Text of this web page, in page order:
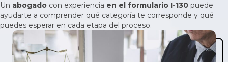
Un abogado con experiencia en el formulario I-130 puede
ayudarte a comprender qué categoría te corresponde y qué
puedes esperar en cada etapa del proceso.